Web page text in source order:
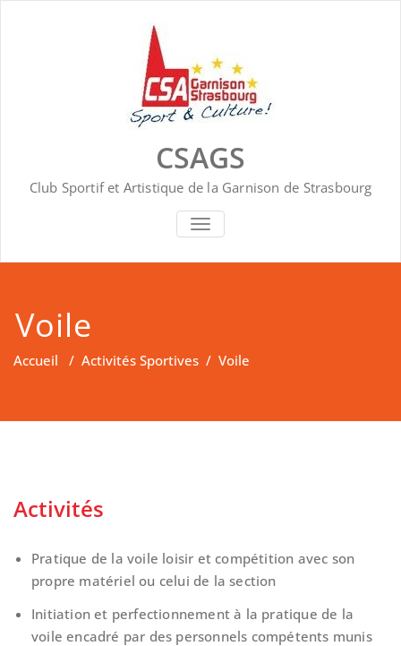
CSAGS
Club Sportif et Artistique de la Garnison de Strasbourg
AFFICHER/MASQUER
LA
Voile
Accueil / Activités Sportives / Voile
Activités
Pratique de la voile loisir et compétition avec son
propre matériel ou celui de la section
Initiation et perfectionnement à la pratique de la
voile encadré par des personnels compétents munis